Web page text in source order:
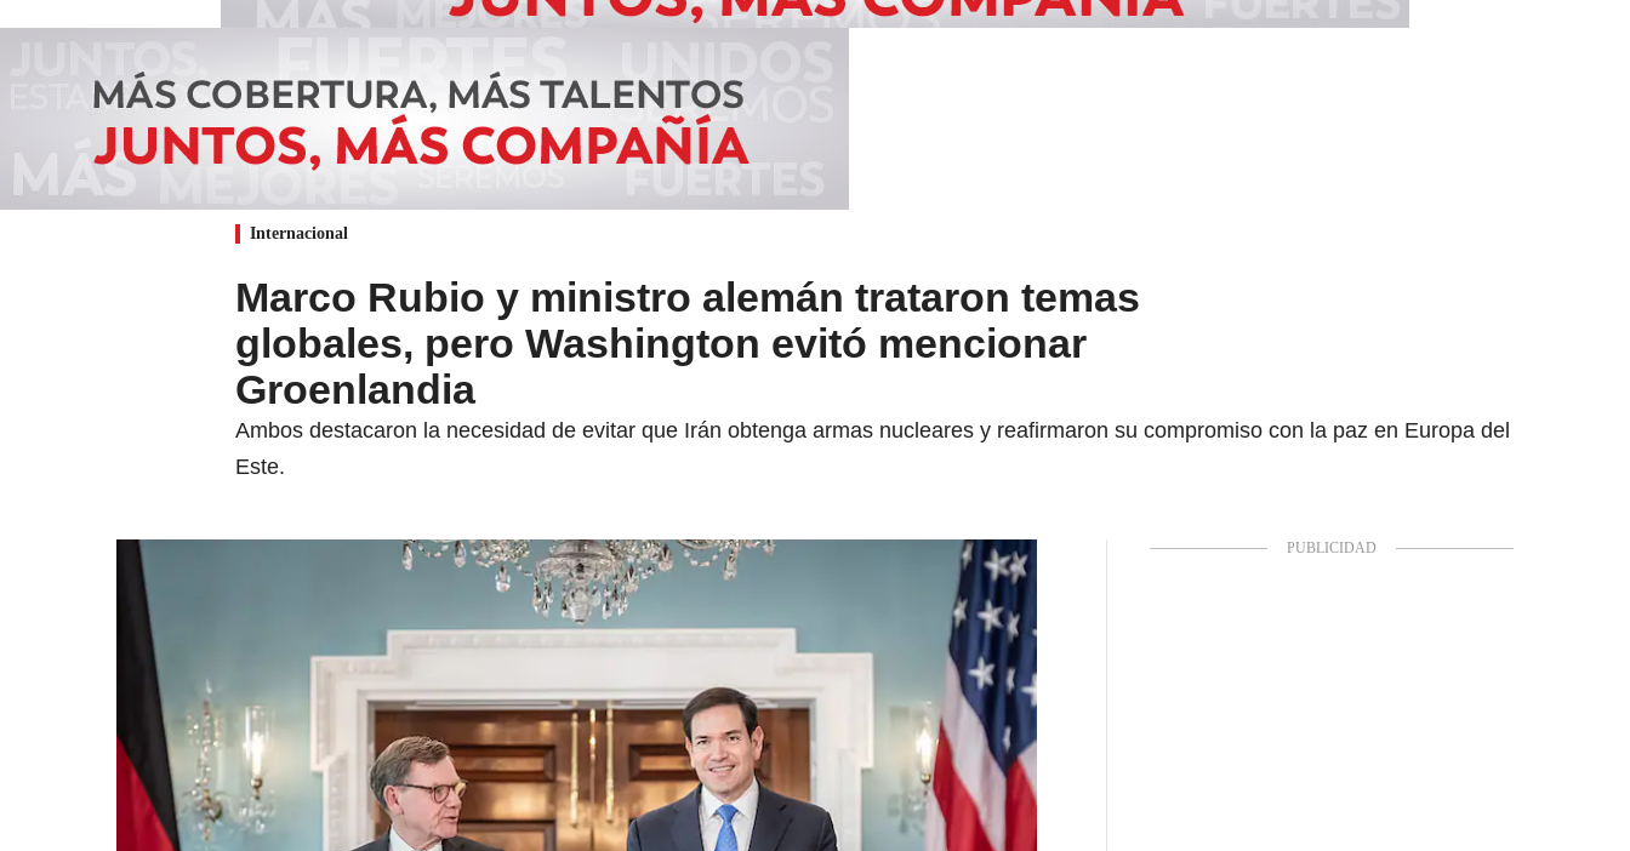
Internacional
Marco Rubio y ministro alemán trataron temas
globales, pero Washington evitó mencionar
Groenlandia
Ambos destacaron la necesidad de evitar que Irán obtenga armas nucleares y reafirmaron su compromiso con la paz en Europa del
Este.